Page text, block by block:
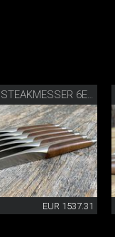
SWISS KNIFE STEAKMESSER 6ER SET
EUR 1537.31